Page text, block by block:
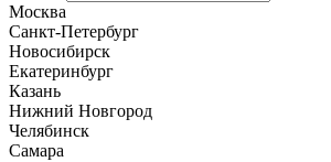
Москва
Санкт-Петербург
Новосибирск
Екатеринбург
Казань
Нижний Новгород
Челябинск
Самара